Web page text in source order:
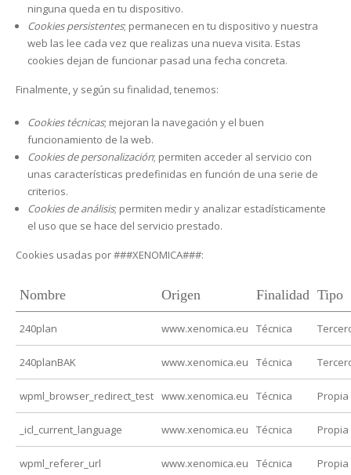
ninguna queda en tu dispositivo.
Cookies persistentes; permanecen en tu dispositivo y nuestra
web las lee cada vez que realizas una nueva visita. Estas
cookies dejan de funcionar pasad una fecha concreta.
Finalmente, y según su finalidad, tenemos:
Cookies técnicas; mejoran la navegación y el buen
funcionamiento de la web.
Cookies de personalización; permiten acceder al servicio con
unas características predefinidas en función de una serie de
criterios.
Cookies de análisis; permiten medir y analizar estadísticamente
el uso que se hace del servicio prestado.
Cookies usadas por ###XENOMICA###:
Nombre Origen Finalidad Tipo
240plan www.xenomica.eu Técnica
240planBAK www.xenomica.eu Técnica
wpml_browser_redirect_test www.xenomica.eu Técnica Propia
_icl_current_language www.xenomica.eu Técnica Propia
wpml_referer_url www.xenomica.eu Técnica Propia